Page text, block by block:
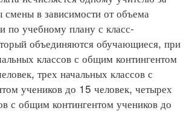
смены в зависимости от объема
по учебному плану с класс-
объединяются обучающиеся, при
классов с общим контингентом
трех начальных классов с
учеников до 15 человек, четырех
с общим контингентом учеников до